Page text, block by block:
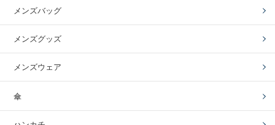
メンズバッグ
メンズグッズ
メンズウェア
傘